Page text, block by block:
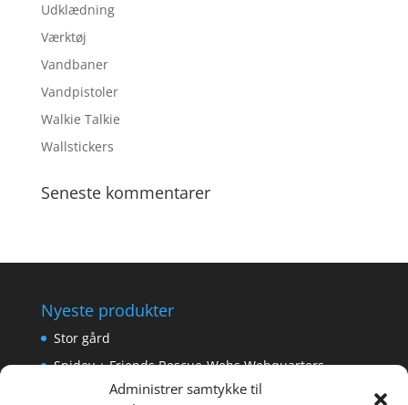
Administrer samtykke til
Udklædning
Værktøj
Vandbaner
Vandpistoler
Walkie Talkie
Wallstickers
Seneste kommentarer
Nyeste produkter
Stor gård
Spidey + Friends Rescue-Webs Webquarters
Forlængerkabel til håndkontrol 2×2 m.